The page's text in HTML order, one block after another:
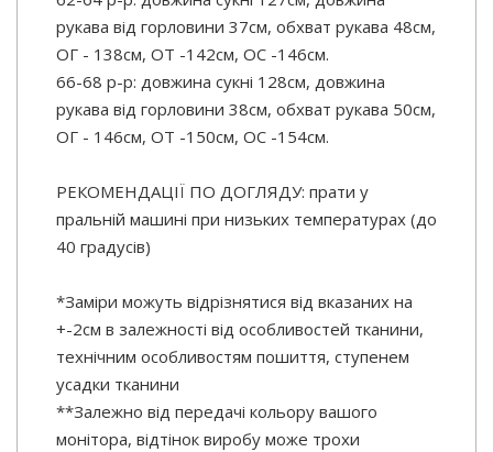
рукава від горловини 37см, обхват рукава 48см,
ОГ - 138см, ОТ -142см, OC -146см.
66-68 р-р: довжина сукні 128см, довжина
рукава від горловини 38см, обхват рукава 50см,
ОГ - 146см, ОТ -150см, OC -154см.
РЕКОМЕНДАЦІЇ ПО ДОГЛЯДУ: прати у
пральній машині при низьких температурах (до
40 градусів)
*Заміри можуть відрізнятися від вказаних на
+-2см в залежності від особливостей тканини,
технічним особливостям пошиття, ступенем
усадки тканини
**Залежно від передачі кольору вашого
монітора, відтінок виробу може трохи